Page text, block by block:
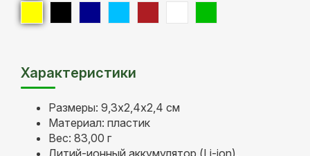
Характеристики
Размеры: 9,3х2,4х2,4 см
Материал: пластик
Вес: 83,00 г
Литий-ионный аккумулятор (Li-ion),